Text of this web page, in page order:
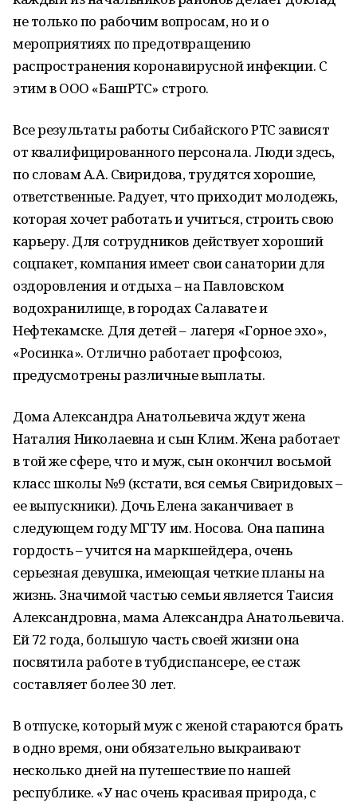
не только по рабочим вопросам, но и о
мероприятиях по предотвращению
распространения коронавирусной инфекции. С
этим в ООО «БашРТС» строго.
Все результаты работы Сибайского РТС зависят
от квалифицированного персонала. Люди здесь,
по словам А.А. Свиридова, трудятся хорошие,
ответственные. Радует, что приходит молодежь,
которая хочет работать и учиться, строить свою
карьеру. Для сотрудников действует хороший
соцпакет, компания имеет свои санатории для
оздоровления и отдыха – на Павловском
водохранилище, в городах Салавате и
Нефтекамске. Для детей – лагеря «Горное эхо»,
«Росинка». Отлично работает профсоюз,
предусмотрены различные выплаты.
Дома Александра Анатольевича ждут жена
Наталия Николаевна и сын Клим. Жена работает
в той же сфере, что и муж, сын окончил восьмой
класс школы №9 (кстати, вся семья Свиридовых –
ее выпускники). Дочь Елена заканчивает в
следующем году МГТУ им. Носова. Она папина
гордость – учится на маркшейдера, очень
серьезная девушка, имеющая четкие планы на
жизнь. Значимой частью семьи является Таисия
Александровна, мама Александра Анатольевича.
Ей 72 года, большую часть своей жизни она
посвятила работе в тубдиспансере, ее стаж
составляет более 30 лет.
В отпуске, который муж с женой стараются брать
в одно время, они обязательно выкраивают
несколько дней на путешествие по нашей
республике. «У нас очень красивая природа, с